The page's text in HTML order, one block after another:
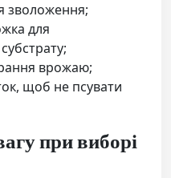
зволоження;
для
врожаю;
щоб не псувати
при виборі